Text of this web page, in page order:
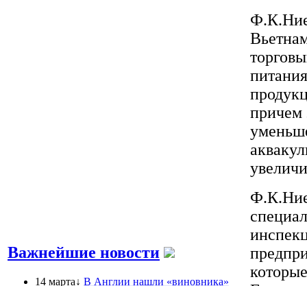
Важнейшие новости
14 марта↓ В Англии нашли «виновника»
причем